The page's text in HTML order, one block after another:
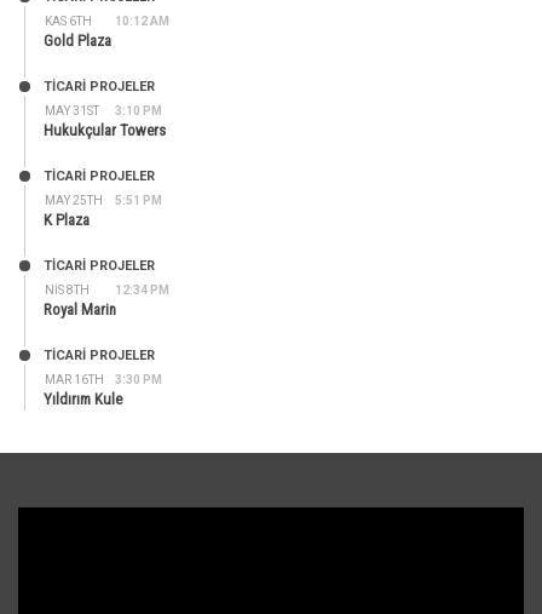
KAS 6TH 10:12 AM
Gold Plaza
MAY 31ST 3:10 PM
TİCARİ PROJELER
Hukukçular Towers
MAY 25TH 5:51 PM
TİCARİ PROJELER
K Plaza
NIS 8TH 12:34 PM
TİCARİ PROJELER
Royal Marin
MAR 16TH 3:30 PM
TİCARİ PROJELER
Yıldırım Kule